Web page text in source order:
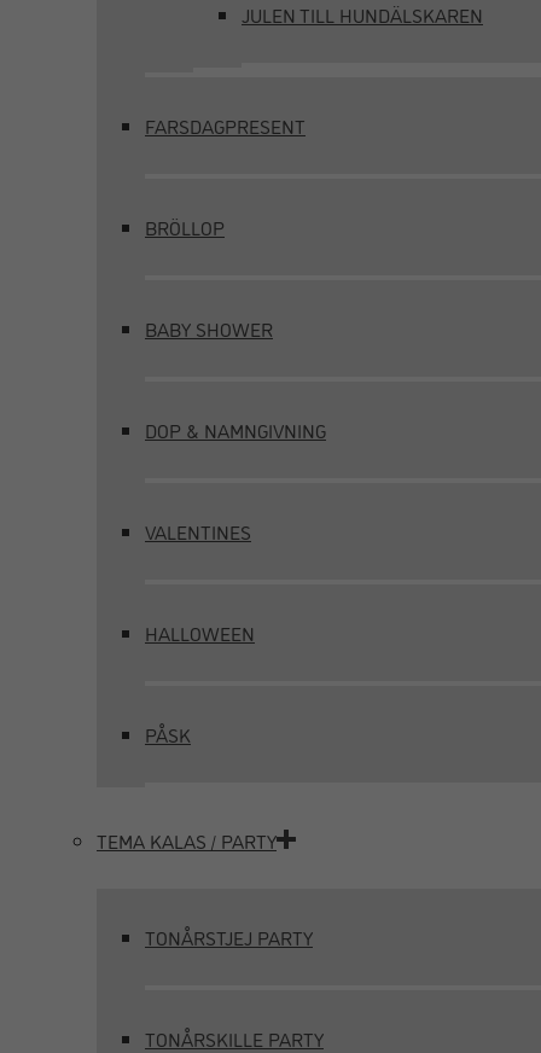
JULEN TILL HUNDÄLSKAREN
FARSDAGPRESENT
BRÖLLOP
BABY SHOWER
DOP & NAMNGIVNING
VALENTINES
HALLOWEEN
PÅSK
TEMA KALAS / PARTY
TONÅRSTJEJ PARTY
TONÅRSKILLE PARTY